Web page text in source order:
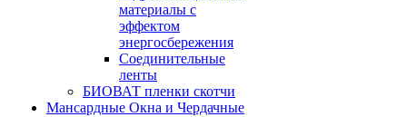
материалы с
эффектом
энергосбережения
Соединительные
ленты
БИОВАТ пленки скотчи
Мансардные Окна и Чердачные